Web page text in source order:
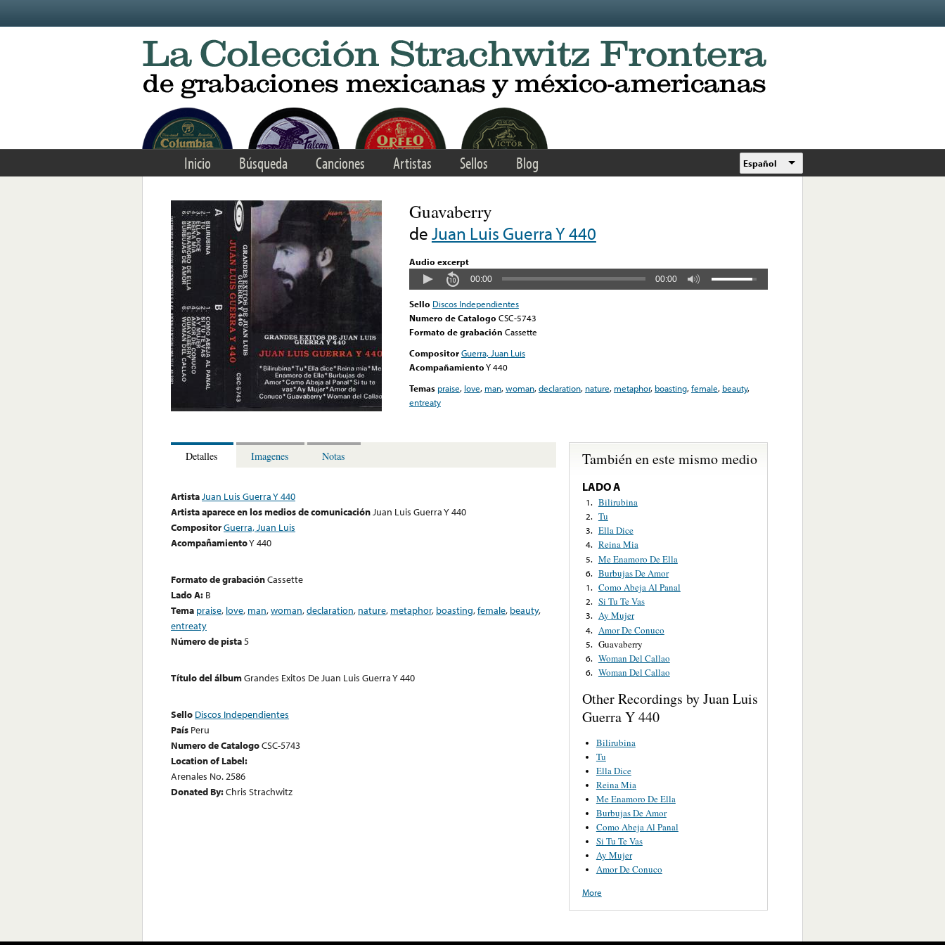
Inicio Búsqueda Canciones Artistas Sellos Blog Español
Guavaberry
deJuan Luis Guerra Y 440
Audio excerpt
00:00 00:00
Sello Discos Independientes
Numero de Catalogo CSC-5743
Formato de grabación Cassette
CompositorGuerra, Juan Luis
AcompañamientoY 440
Temas praise, love, man,woman,declaration, nature, metaphor, boasting,female, beauty,
entreaty
Detalles Imagenes Notas
ArtistaJuan Luis Guerra Y 440
Artista aparece en los medios de comunicaciónJuan Luis Guerra Y 440
CompositorGuerra, Juan Luis
AcompañamientoY 440
Formato de grabaciónCassette
Lado A: B
Tema praise, love, man,woman,declaration, nature, metaphor, boasting,female, beauty,
entreaty
Número de pista5
Título del álbumGrandes Exitos De Juan Luis Guerra Y 440
Sello Discos Independientes
País Peru
Numero de CatalogoCSC-5743
Location of Label:
Arenales No. 2586
Donated By:Chris Strachwitz
También en este mismo medio
LADO A
1. Bilirubina
2. Tu
3. Ella Dice
4. Reina Mia
5. Me Enamoro De Ella
6. Burbujas De Amor
1. Como Abeja Al Panal
2. Si Tu Te Vas
3. Ay Mujer
4. Amor De Conuco
5. Guavaberry
6. Woman Del Callao
6. Woman Del Callao
Other Recordings by Juan Luis
Guerra Y 440
Bilirubina
Tu
Ella Dice
Reina Mia
Me Enamoro De Ella
Burbujas De Amor
Como Abeja Al Panal
Si Tu Te Vas
Ay Mujer
Amor De Conuco
More